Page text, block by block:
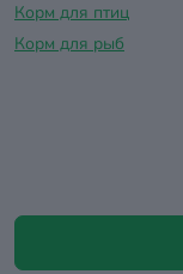
Корм для птиц
Корм для рыб